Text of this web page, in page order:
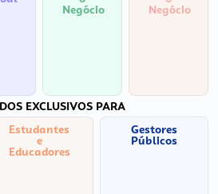
Negócio Negócio
EXCLUSIVOS PARA
Estudantes
e
Educadores
Gestores
Públicos